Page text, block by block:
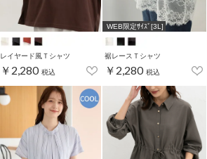
レイヤード風Ｔシャツ
￥2,280 税込
WEB限定ｻｲｽﾞ[3L]
裾レースＴシャツ
￥2,280 税込